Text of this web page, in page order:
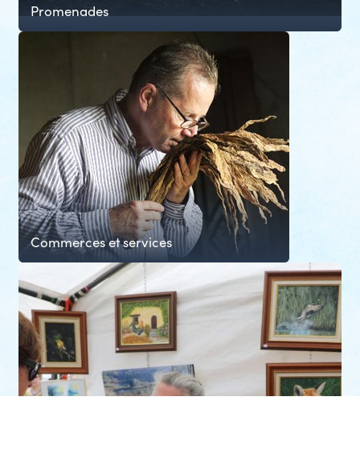
Promenades
Commerces et services